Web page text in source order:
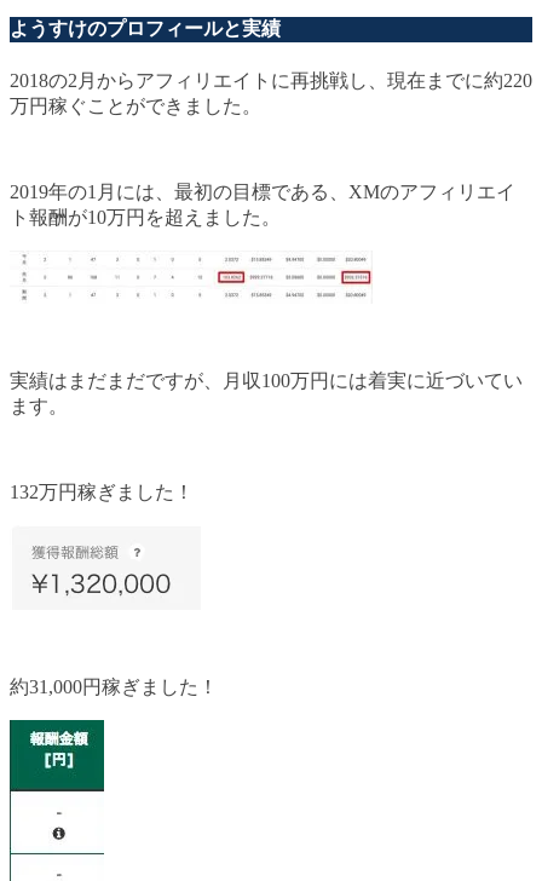
ようすけのプロフィールと実績
2018の2月からアフィリエイトに再挑戦し、現在までに約220
万円稼ぐことができました。
2019年の1月には、最初の目標である、XMのアフィリエイ
ト報酬が10万円を超えました。
実績はまだまだですが、月収100万円には着実に近づいてい
ます。
132万円稼ぎました！
約31,000円稼ぎました！